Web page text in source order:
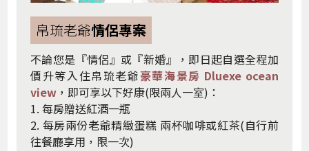
帛琉老爺情侶專案
不論您是『情侶』或『新婚』，即日起自選全程加
價升等入住帛琉老爺豪華海景房 Dluexe ocean
view ，即可享以下好康(限兩人一室)：
1. 每房贈送紅酒一瓶
2. 每房兩份老爺精緻蛋糕 兩杯咖啡或紅茶(自行前
往餐廳享用，限一次)